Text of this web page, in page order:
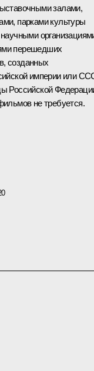
залами,
парками культуры
перешедших
созданных
империи или
Российской
не требуется.